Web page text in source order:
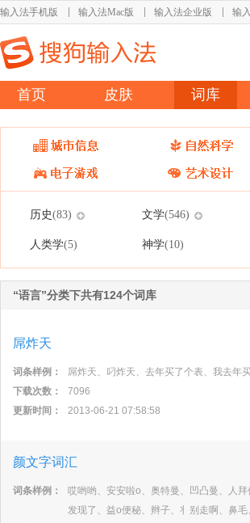
输入法手机版 输入法Mac版 输入法企业版 输
首页 皮肤 词库
历史(83) 文学(546)
人类学(5) 神学(10)
“语言”分类下共有124个词库
屌炸天
词条样例：
屌炸天、叼炸天、去年买了个表、我去年
下载次数：
7096
更新时间：
2013-06-21 07:58:58
颜文字词汇
词条样例：
哎哟哟、安安啦o、奥特曼、凹凸曼、人
发现了、益o便秘、辫子、丬别走啊、鼻